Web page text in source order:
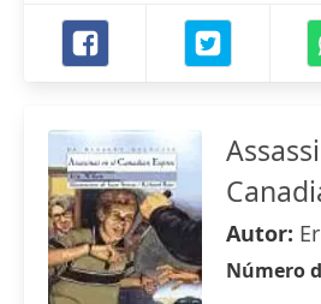
Autor:
Número